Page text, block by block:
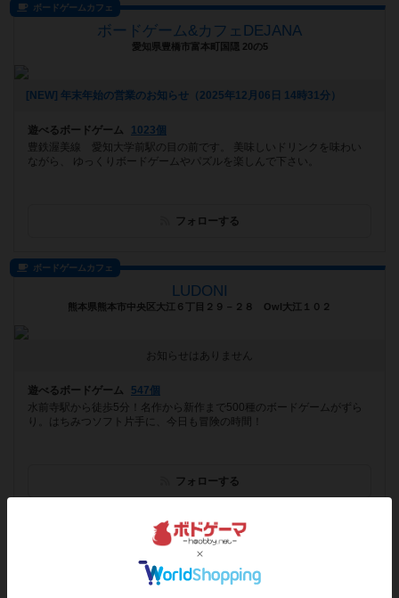
ボードゲームカフェ
ボードゲーム&カフェDEJANA
愛知県豊橋市富本町国隠 20の5
[NEW] 年末年始の営業のお知らせ（2025年12月06日 14時31分）
遊べるボードゲーム
1023個
豊鉄渥美線 愛知大学前駅の目の前です。 美味しいドリンクを味わい
ながら、 ゆっくりボードゲームやパズルを楽しんで下さい。
フォローする
ボードゲームカフェ
LUDONI
熊本県熊本市中央区大江６丁目２９－２８ Owl大江１０２
お知らせはありません
遊べるボードゲーム
547個
水前寺駅から徒歩5分！名作から新作まで500種のボードゲームがずら
り。はちみつソフト片手に、今日も冒険の時間！
フォローする
げーむBAR PANDORA
北海道旭川市3条通7丁目422ヨネザワセブンビル地下一階